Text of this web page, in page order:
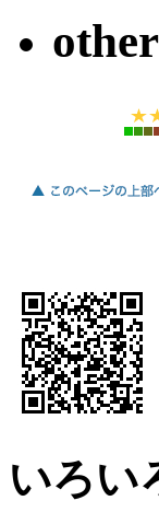
いろい